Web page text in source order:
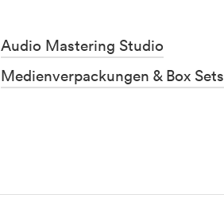
Audio Mastering Studio
Medienverpackungen & Box Sets